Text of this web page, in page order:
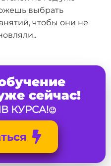
выбрать
чтобы они не
сейчас!
КУРСА!😉